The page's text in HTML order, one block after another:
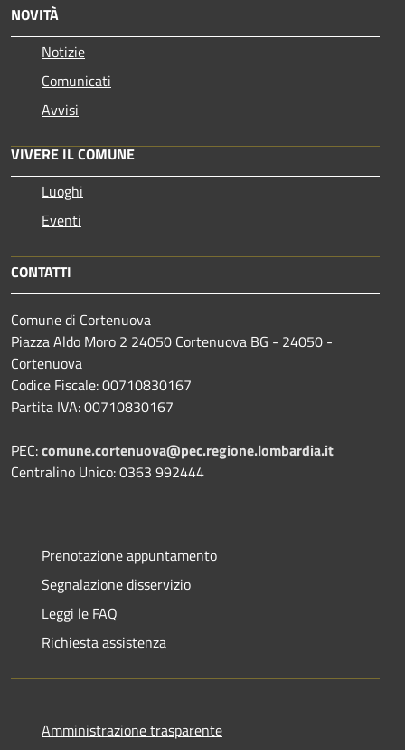
NOVITÀ
Notizie
Comunicati
Avvisi
VIVERE IL COMUNE
Luoghi
Eventi
CONTATTI
Comune di Cortenuova
Piazza Aldo Moro 2 24050 Cortenuova BG - 24050 -
Cortenuova
Codice Fiscale: 00710830167
Partita IVA: 00710830167
PEC:comune.cortenuova@pec.regione.lombardia.it
Centralino Unico: 0363 992444
Prenotazione appuntamento
Segnalazione disservizio
Leggi le FAQ
Richiesta assistenza
Amministrazione trasparente